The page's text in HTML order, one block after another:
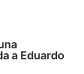
a Eduardo